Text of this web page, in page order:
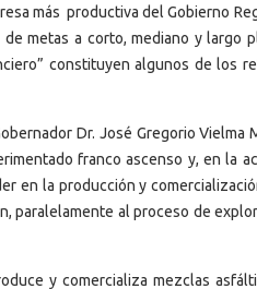
más productiva del Gobierno
metas a corto, mediano y
constituyen algunos de los
Dr. José Gregorio
franco ascenso y, en
en la producción y
paralelamente al proceso de
y comercializa mezclas